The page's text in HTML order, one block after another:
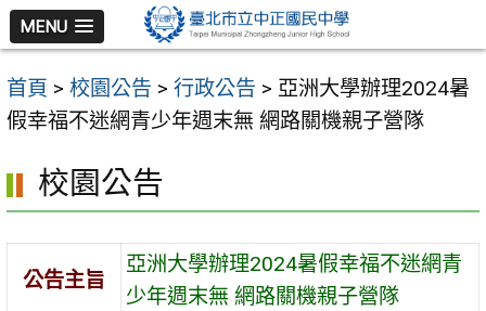
跳
至
主
要
容
區
MENU
首頁 > 校園公告 > 行政公告 > 亞洲大學辦理2024暑
假幸福不迷網青少年週末無 網路關機親子營隊
校園公告
公告主旨
亞洲大學辦理2024暑假幸福不迷網青
少年週末無 網路關機親子營隊